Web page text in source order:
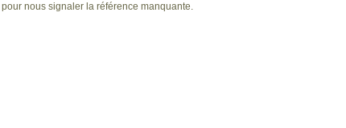
pour nous signaler la référence manquante.